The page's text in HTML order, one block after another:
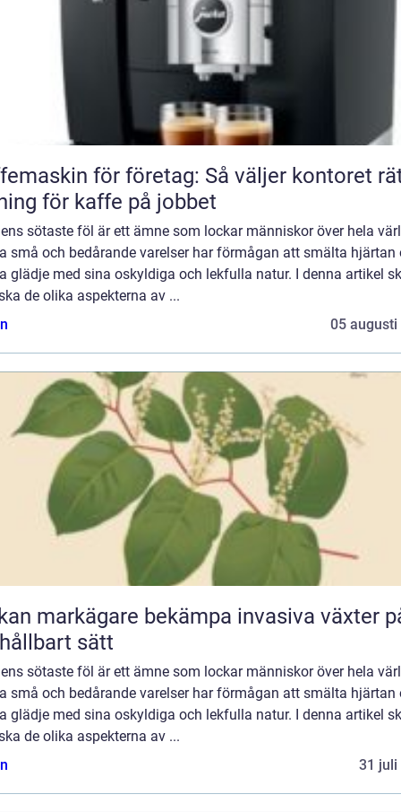
för företag: Så väljer kontoret
för kaffe på jobbet
sötaste föl är ett ämne som lockar människor över hela
små och bedårande varelser har förmågan att smälta hjärtan
glädje med sina oskyldiga och lekfulla natur. I denna artikel
de olika aspekterna av ...
05 augusti
markägare bekämpa invasiva växter
sätt
sötaste föl är ett ämne som lockar människor över hela
små och bedårande varelser har förmågan att smälta hjärtan
glädje med sina oskyldiga och lekfulla natur. I denna artikel
de olika aspekterna av ...
31 juli